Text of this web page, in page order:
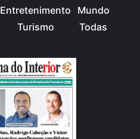
Entretenimento
Turismo
Mundo
Todas